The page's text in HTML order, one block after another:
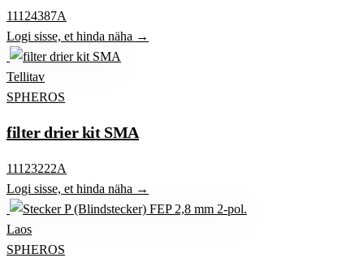
11124387A
Logi sisse, et hinda näha →
Tellitav
SPHEROS
filter drier kit SMA
11123222A
Logi sisse, et hinda näha →
Laos
SPHEROS